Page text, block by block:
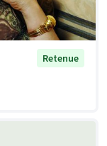
Retenue